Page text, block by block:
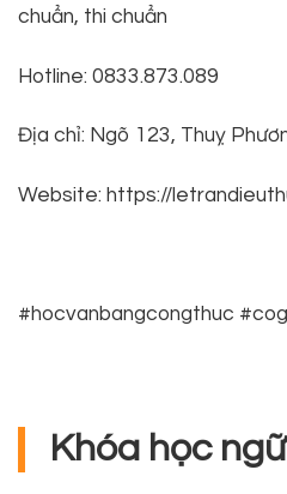
chuẩn, thi chuẩn
Hotline: 0833.873.089
Địa chỉ: Ngõ 123, Thuỵ
Website: https://
#hocvanbangcongthuc
Khóa học